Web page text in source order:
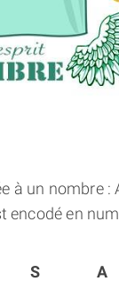
un nombre :
encodé en
S A